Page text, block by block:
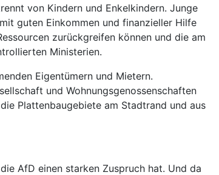
von Kindern und Enkelkindern. Junge
guten Einkommen und finanzieller Hilfe
zurückgreifen können und die am
Ministerien.
Eigentümern und Mietern.
und Wohnungsgenossenschaften
Plattenbaugebiete am Stadtrand und aus
AfD einen starken Zuspruch hat. Und da